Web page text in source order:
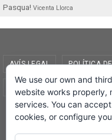
Pasqua! Vicenta Llorca
AVÍS LEGAL POLÍTICA
CONDICIONS DE COMPRA
© Lletra
We use our own and
website works properly,
services. You can
cookies, or configure